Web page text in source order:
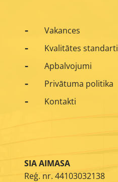
Vakances
Kvalitātes standarti
Apbalvojumi
Privātuma politika
Kontakti
SIA AIMASA
Reģ. nr. 44103032138